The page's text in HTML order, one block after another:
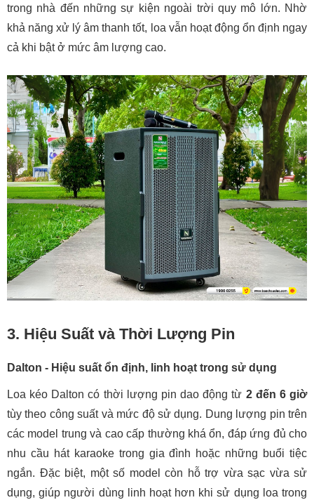
trong nhà đến những sự kiện ngoài trời quy mô lớn. Nhờ
khả năng xử lý âm thanh tốt, loa vẫn hoạt động ổn định ngay
cả khi bật ở mức âm lượng cao.
3. Hiệu Suất và Thời Lượng Pin
Dalton - Hiệu suất ổn định, linh hoạt trong sử dụng
Loa kéo Dalton có thời lượng pin dao động từ 2 đến 6 giờ
tùy theo công suất và mức độ sử dụng. Dung lượng pin trên
các model trung và cao cấp thường khá ổn, đáp ứng đủ cho
nhu cầu hát karaoke trong gia đình hoặc những buổi tiệc
ngắn. Đặc biệt, một số model còn hỗ trợ vừa sạc vừa sử
dụng, giúp người dùng linh hoạt hơn khi sử dụng loa trong